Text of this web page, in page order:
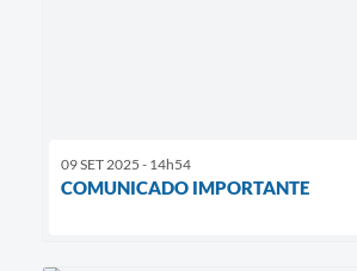
09 SET 2025 - 14h54
COMUNICADO IMPORTANTE